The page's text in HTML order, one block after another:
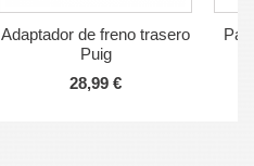
Adaptador de freno trasero
Puig
28,99 €